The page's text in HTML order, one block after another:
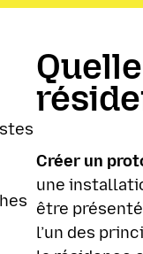
Créer un
une
être
l’un des